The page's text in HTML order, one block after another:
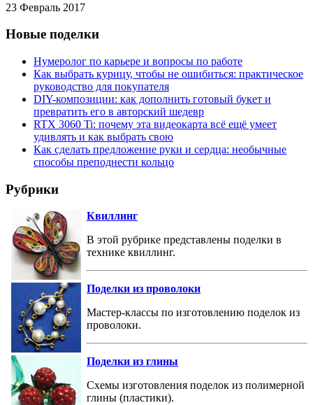
23 Февраль 2017
Новые поделки
Нумеролог по карьере и вопросы по работе
Как выбрать курицу, чтобы не ошибиться: практическое
руководство для покупателя
DIY-композиции: как дополнить готовый букет и
превратить его в авторский шедевр
RTX 3060 Ti: почему эта видеокарта всё ещё умеет
удивлять и как выбрать свою
Как сделать предложение руки и сердца: необычные
способы преподнести кольцо
Рубрики
Квиллинг
В этой рубрике представлены поделки в
технике квиллинг.
Поделки из проволоки
Мастер-классы по изготовлению поделок из
проволоки.
Поделки из глины
Схемы изготовления поделок из полимерной
глины (пластики).